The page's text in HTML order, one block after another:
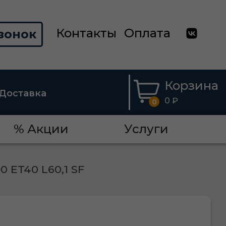
Контакты Оплата
0
Корзина
0 ₽
% Акции Услуги
ET40 L60,1 SF